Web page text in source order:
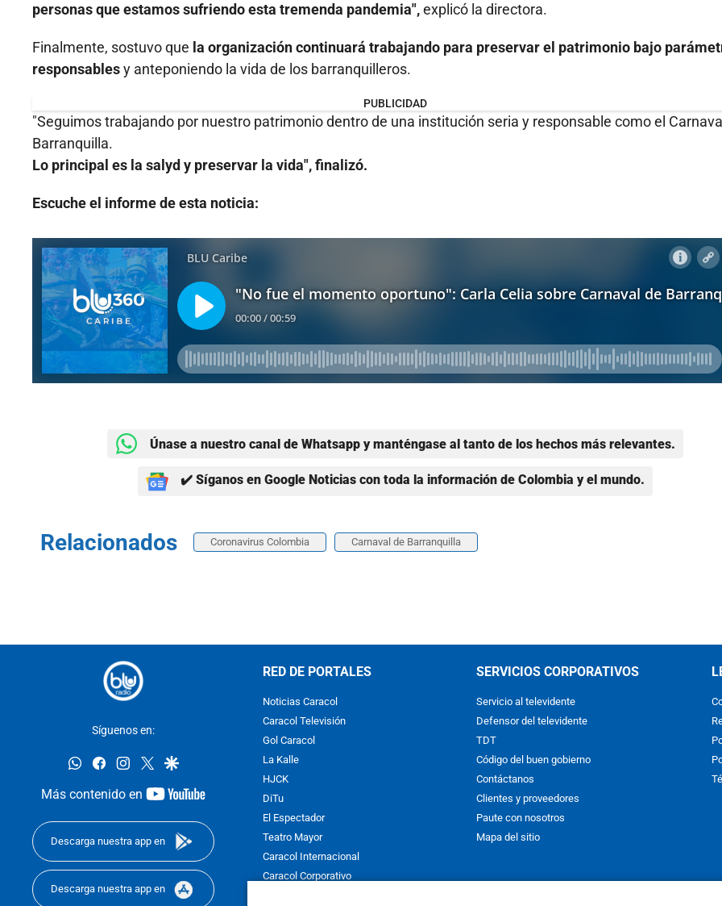
personas que estamos sufriendo esta tremenda pandemia",explicó la directora.
Finalmente, sostuvo que la organización continuará trabajando para preservar el patrimonio bajo
responsablesy anteponiendo la vida de los barranquilleros.
PUBLICIDAD
"Seguimos trabajando por nuestro patrimonio dentro de una institución seria y responsable como el
Barranquilla.
Lo principal es la salyd y preservar la vida", finalizó.
Escuche el informe de esta noticia:
Únase a nuestro canal de Whatsapp y manténgase al tanto de los hechos más relevantes.
✔️ Síganos en Google Noticias con toda la información de Colombia y el mundo.
Relacionados Coronavirus Colombia Carnaval de Barranquilla
Síguenos en:
whatsappfacebookinstagram
twittergoogle
Más contenido en
youtube-
Descarga nuestra app en
Descarga nuestra app en
RED DE PORTALES
Noticias Caracol
Caracol Televisión
Gol Caracol
La Kalle
HJCK
DiTu
El Espectador
Teatro Mayor
Caracol Internacional
Caracol Corporativo
SERVICIOS CORPORATIVOS
Servicio al televidente
Defensor del televidente
TDT
Código del buen gobierno
Contáctanos
Clientes y proveedores
Paute con nosotros
Mapa del sitio